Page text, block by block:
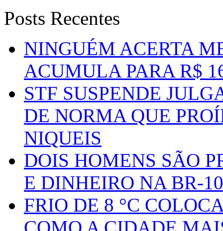
Posts Recentes
NINGUÉM ACERTA
ACUMULA PARA R$
STF SUSPENDE
DE NORMA QUE
NIQUEIS
DOIS HOMENS SÃO
E DINHEIRO NA BR-
FRIO DE 8 °C